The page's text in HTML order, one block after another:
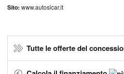
Sito: www.autosicar.it
Tutte le offerte del